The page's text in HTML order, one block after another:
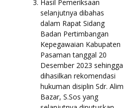
Hasil Pemeriksaan
selanjutnya dibahas
dalam Rapat Sidang
Badan Pertimbangan
Kepegawaian Kabupaten
Pasaman tanggal 20
Desember 2023 sehingga
dihasilkan rekomendasi
hukuman disiplin Sdr. Alim
Bazar, S.Sos yang